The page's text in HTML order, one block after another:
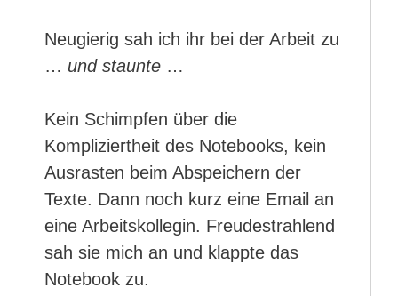
Neugierig sah ich ihr bei der Arbeit zu
… und staunte …
Kein Schimpfen über die
Kompliziertheit des Notebooks, kein
Ausrasten beim Abspeichern der
Texte. Dann noch kurz eine Email an
eine Arbeitskollegin. Freudestrahlend
sah sie mich an und klappte das
Notebook zu.